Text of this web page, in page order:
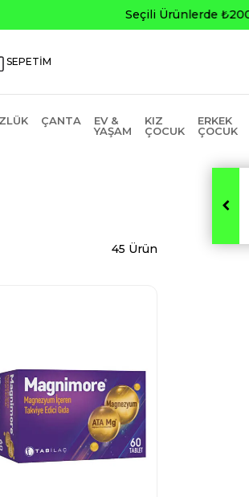
SEPETİM
ÇANTA
EV &
YAŞAM
KIZ
ÇOCUK
ERKEK
ÇOCUK
45 Ürün